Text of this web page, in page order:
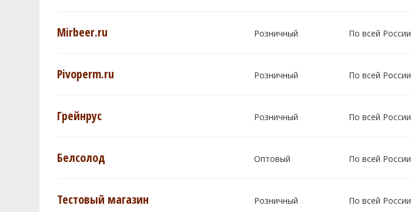
Mirbeer.ru Розничный По всей России
Pivoperm.ru Розничный По всей России
Грейнрус Розничный По всей России
Белсолод Оптовый По всей России
Тестовый магазин Розничный По всей России